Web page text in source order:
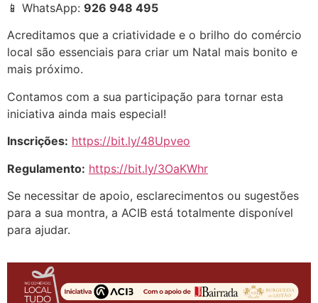
📱 WhatsApp: 926 948 495
Acreditamos que a criatividade e o brilho do comércio
local são essenciais para criar um Natal mais bonito e
mais próximo.
Contamos com a sua participação para tornar esta
iniciativa ainda mais especial!
Inscrições: https://bit.ly/48Upveo
Regulamento: https://bit.ly/3OaKWhr
Se necessitar de apoio, esclarecimentos ou sugestões
para a sua montra, a ACIB está totalmente disponível
para ajudar.